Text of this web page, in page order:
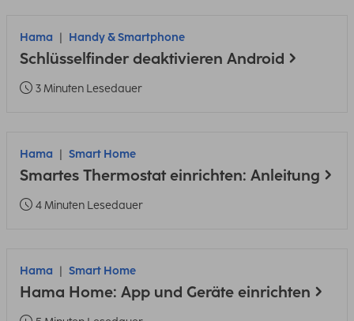
Hama Handy & Smartphone
Schlüsselfinder deaktivieren Android
3 Minuten Lesedauer
Hama Smart Home
Smartes Thermostat einrichten: Anleitung
4 Minuten Lesedauer
Hama Smart Home
Hama Home: App und Geräte einrichten